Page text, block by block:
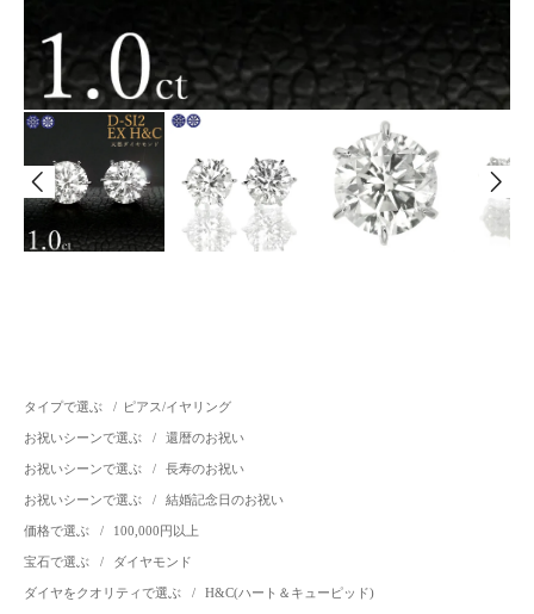
タイプで選ぶ / ピアス/イヤリング
お祝いシーンで選ぶ / 還暦のお祝い
お祝いシーンで選ぶ / 長寿のお祝い
お祝いシーンで選ぶ / 結婚記念日のお祝い
価格で選ぶ / 100,000円以上
宝石で選ぶ / ダイヤモンド
ダイヤをクオリティで選ぶ / H&C(ハート＆キューピッド)